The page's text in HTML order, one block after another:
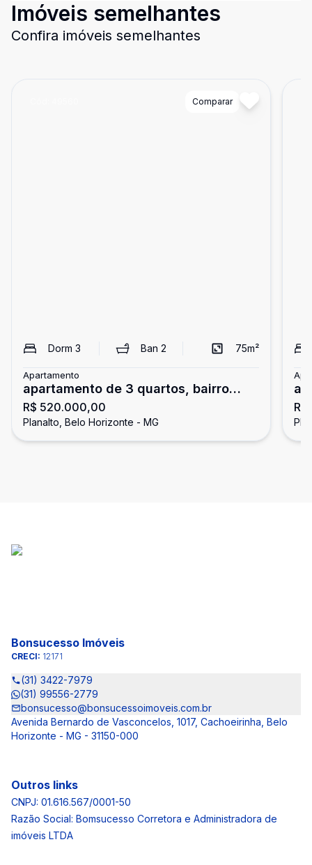
Imóveis semelhantes
Confira imóveis semelhantes
Comparar
Dorm 3 Ban2 75m²
Apartamento
apartamento de 3 quartos, bairro
Planalto em Belo Horizonte
R$ 520.000,00
Planalto, Belo Horizonte - MG
Bonsucesso Imóveis
CRECI: 12171
(31) 3422-7979
(31) 99556-2779
bonsucesso@bonsucessoimoveis.com.br
Avenida Bernardo de Vasconcelos, 1017, Cachoeirinha, Belo
Horizonte - MG - 31150-000
Outros links
CNPJ: 01.616.567/0001-50
Razão Social: Bomsucesso Corretora e Administradora de
imóveis LTDA